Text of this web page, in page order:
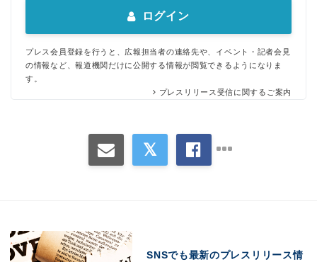
ログイン
プレス会員登録を行うと、広報担当者の連絡先や、イベント・記者会見
の情報など、報道機関だけに公開する情報が閲覧できるようになりま
す。
プレスリリース受信に関するご案内
SNSでも最新のプレスリリース情